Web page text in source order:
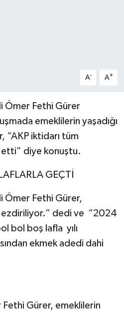
A- A+
Ömer Fethi Gürer
emeklilerin yaşadığı
“AKP iktidarı tüm
etti” diye konuştu.
GEÇTİ
Ömer Fethi Gürer,
ezdiriliyor.” dedi ve “2024
bol boş lafla yılı
ekmek adedi dahi
Gürer, emeklilerin